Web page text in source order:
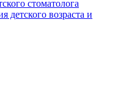
стоматолога
детского возраста и